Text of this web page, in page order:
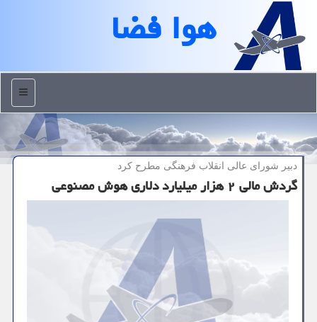
هوا فضا
منو
دبیر شورای عالی انقلاب فرهنگی مطرح كرد
گردش مالی ۲ هزار میلیارد دلاری هوش مصنوعی